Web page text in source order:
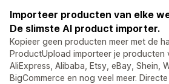
Importeer producten van elke
De slimste AI product importer.
Kopieer geen producten meer met de
ProductUpload importeer je producten
AliExpress, Alibaba, Etsy, eBay, Shein,
BigCommerce en nog veel meer.